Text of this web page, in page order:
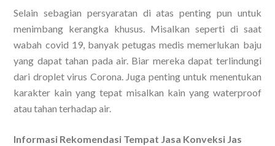
Selain sebagian persyaratan di atas penting pun untuk
menimbang kerangka khusus. Misalkan seperti di saat
wabah covid 19, banyak petugas medis memerlukan baju
yang dapat tahan pada air. Biar mereka dapat terlindungi
dari droplet virus Corona. Juga penting untuk menentukan
karakter kain yang tepat misalkan kain yang waterproof
atau tahan terhadap air.
Informasi Rekomendasi Tempat Jasa Konveksi Jas